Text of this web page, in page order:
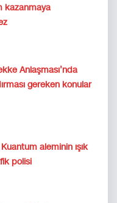
kazanmaya
Anlaşması’nda
gereken konular
aleminin ışık
polisi